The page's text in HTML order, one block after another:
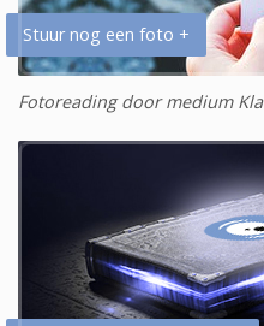
Stuur nog een foto +
Fotoreading door medium